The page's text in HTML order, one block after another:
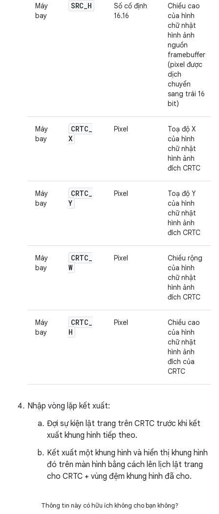
Máy
bay
SRC_H
Số cố định
16.16
Chiều cao
của hình
chữ nhật
hình ảnh
nguồn
framebuffer
(pixel được
dịch
chuyển
sang trái 16
bit)
Máy
bay
CRTC_
X
Pixel
Toạ độ X
của hình
chữ nhật
hình ảnh
đích CRTC
Máy
bay
CRTC_
Y
Pixel
Toạ độ Y
của hình
chữ nhật
hình ảnh
đích CRTC
Máy
bay
CRTC_
W
Pixel
Chiều rộng
của hình
chữ nhật
hình ảnh
đích CRTC
Máy
bay
CRTC_
H
Pixel
Chiều cao
của hình
chữ nhật
hình ảnh
đích của
CRTC
Nhập vòng lặp kết xuất:
Đợi sự kiện lật trang trên CRTC trước khi kết
xuất khung hình tiếp theo.
Kết xuất một khung hình và hiển thị khung hình
đó trên màn hình bằng cách lên lịch lật trang
cho CRTC + vùng đệm khung hình đã cho.
Thông tin này có hữu ích không cho bạn không?